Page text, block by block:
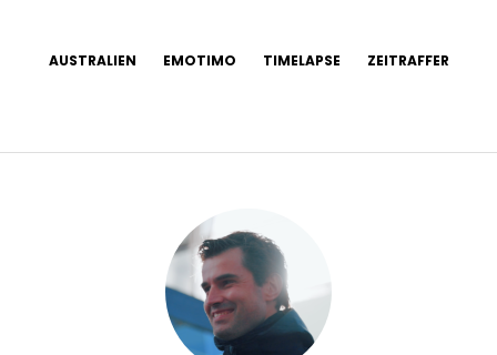
AUSTRALIEN EMOTIMO TIMELAPSE ZEITRAFFER